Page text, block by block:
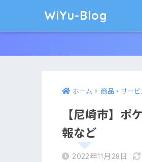
WiYu-Blog
ホーム 商品・サービ
【尼崎市】
報など
2022年11月28日